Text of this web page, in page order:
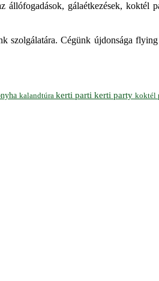
állófogadások, gálaétkezések,
szolgálatára. Cégünk újdonsága
kalandtúra kerti parti kerti party koktél